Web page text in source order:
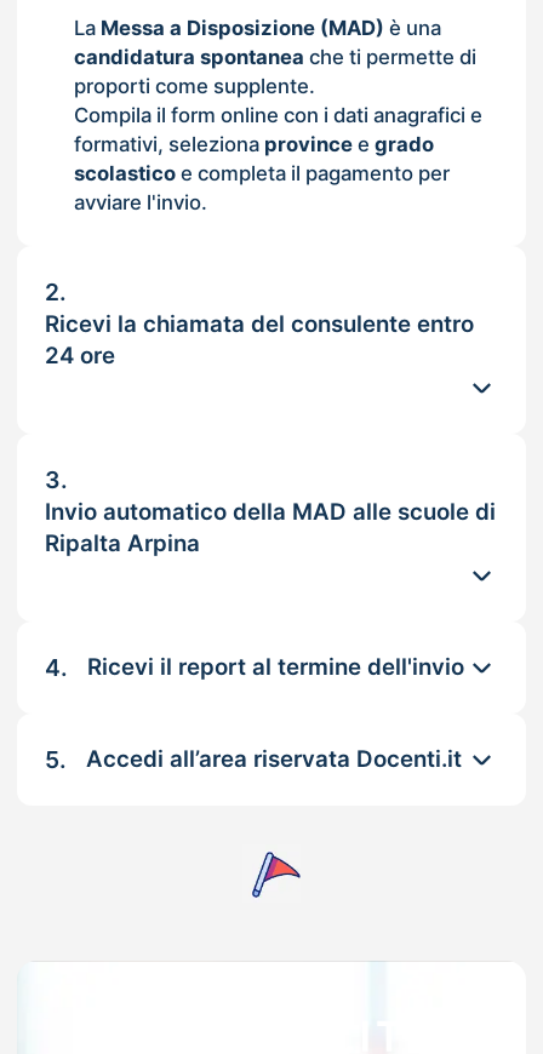
La Messa a Disposizione (MAD) è una
candidatura spontanea che ti permette di
proporti come supplente.
Compila il form online con i dati anagrafici e
formativi, seleziona provincee grado
scolasticoe completa il pagamento per
avviare l'invio.
2.
Ricevi la chiamata del consulente entro
24 ore
3.
Invio automatico della MAD alle scuole di
Ripalta Arpina
4. Ricevi il report al termine dell'invio
5. Accedi all’area riservata Docenti.it